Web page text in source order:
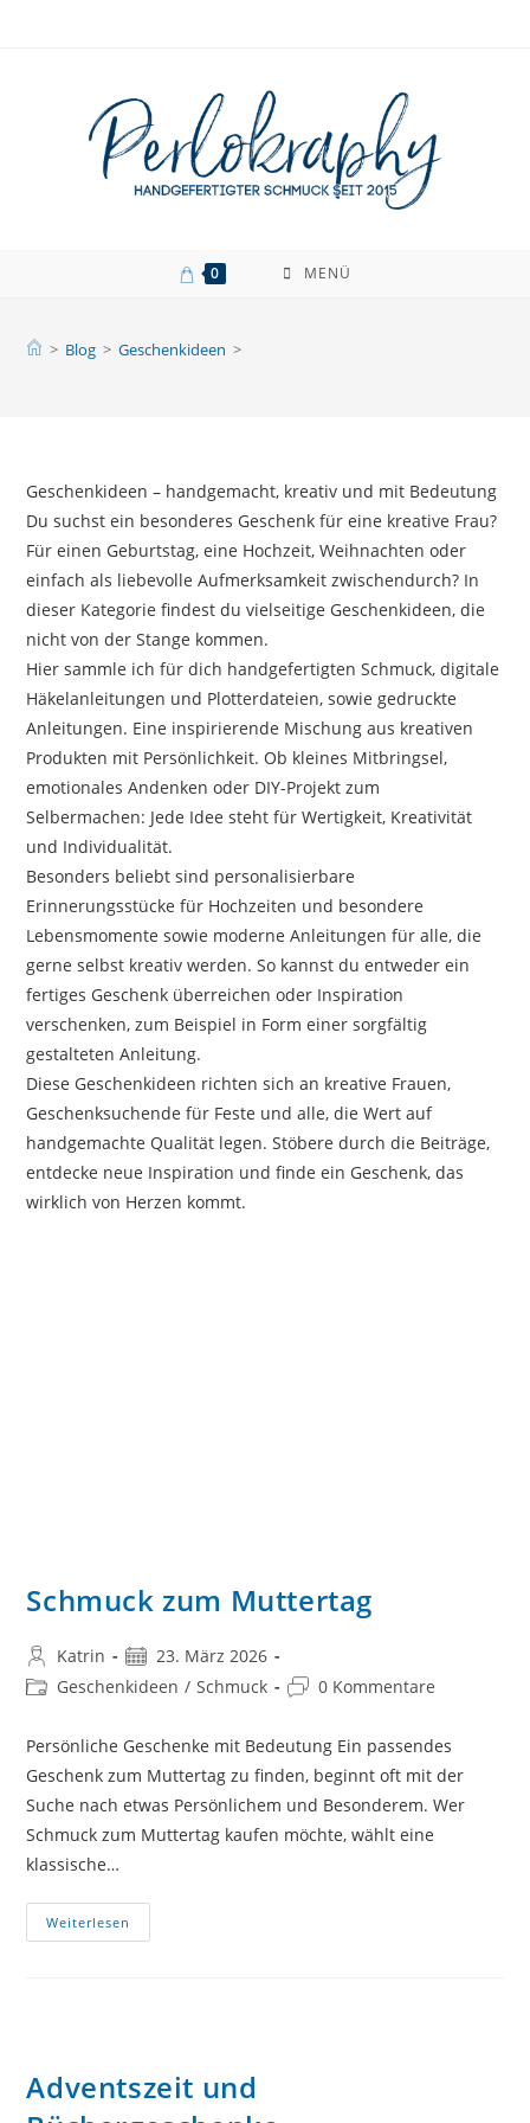
0 MENÜ
> Blog > Geschenkideen >
Geschenkideen – handgemacht, kreativ und mit Bedeutung
Du suchst ein besonderes Geschenk für eine kreative Frau?
Für einen Geburtstag, eine Hochzeit, Weihnachten oder
einfach als liebevolle Aufmerksamkeit zwischendurch? In
dieser Kategorie findest du vielseitige Geschenkideen, die
nicht von der Stange kommen.
Hier sammle ich für dich handgefertigten Schmuck, digitale
Häkelanleitungen und Plotterdateien, sowie gedruckte
Anleitungen. Eine inspirierende Mischung aus kreativen
Produkten mit Persönlichkeit. Ob kleines Mitbringsel,
emotionales Andenken oder DIY-Projekt zum
Selbermachen: Jede Idee steht für Wertigkeit, Kreativität
und Individualität.
Besonders beliebt sind personalisierbare
Erinnerungsstücke für Hochzeiten und besondere
Lebensmomente sowie moderne Anleitungen für alle, die
gerne selbst kreativ werden. So kannst du entweder ein
fertiges Geschenk überreichen oder Inspiration
verschenken, zum Beispiel in Form einer sorgfältig
gestalteten Anleitung.
Diese Geschenkideen richten sich an kreative Frauen,
Geschenksuchende für Feste und alle, die Wert auf
handgemachte Qualität legen. Stöbere durch die Beiträge,
entdecke neue Inspiration und finde ein Geschenk, das
wirklich von Herzen kommt.
Schmuck zum Muttertag
Beitrags-
Autor:
Katrin
Beitrag
veröffentlicht:
23. März 2026
Beitrags-
Geschenkideen / Schmuck
Beitrags-
0 Kommentare
Persönliche Geschenke mit Bedeutung Ein passendes
Geschenk zum Muttertag zu finden, beginnt oft mit der
Suche nach etwas Persönlichem und Besonderem. Wer
Schmuck zum Muttertag kaufen möchte, wählt eine
klassische…
Weiterlesen
Zum
Adventszeit und